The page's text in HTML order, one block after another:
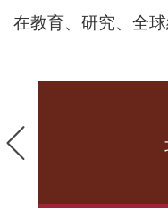
在教育、研究、全
前一